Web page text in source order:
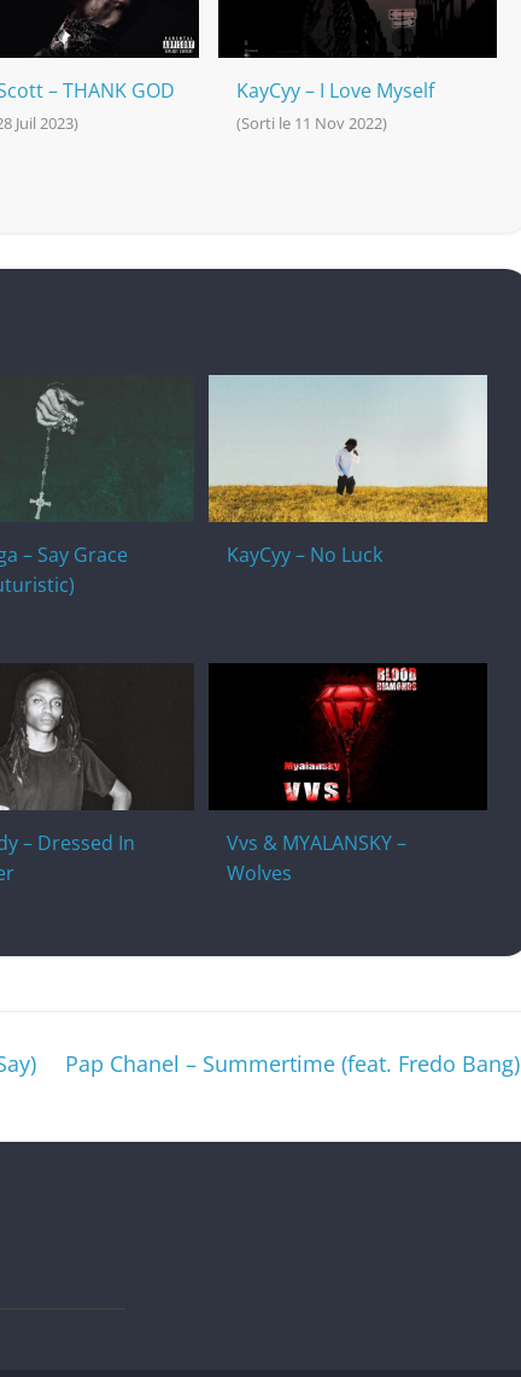
– THANK GOD
Juil 2023)
KayCyy – I Love Myself
(Sorti le 11 Nov 2022)
– Say Grace
KayCyy – No Luck
– Dressed In
Vvs & MYALANSKY –
Wolves
Pap Chanel – Summertime (feat. Fredo Bang)